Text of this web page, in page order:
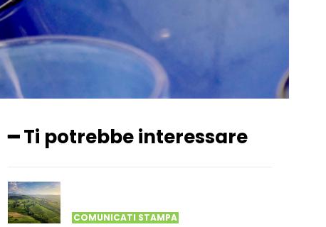
━ Ti potrebbe interessare
COMUNICATI STAMPA